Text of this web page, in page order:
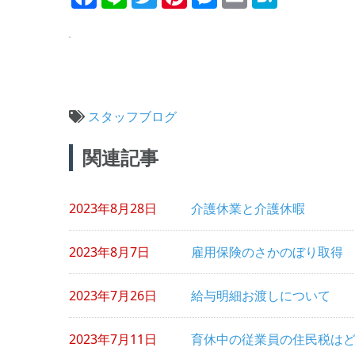
スタッフブログ
投
稿
ビ
ゲ
ー
シ
ョ
関連記事
2023年8月28日 介護休業と介護休暇
2023年8月7日 雇用保険のさかのぼり取得
2023年7月26日 給与明細お渡しについて
2023年7月11日 育休中の従業員の住民税は